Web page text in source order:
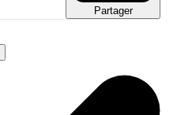
Partager